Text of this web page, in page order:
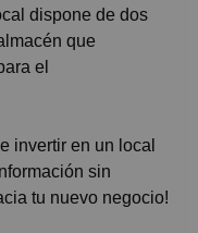
dispone de dos
que
el
invertir en un local
sin
tu nuevo negocio!